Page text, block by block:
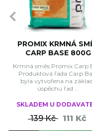
PROMIX KRMNÁ
CARP BASE 800G
Krmná směs Promix Carp
Produktová řada Carp
byla vytvořena na
úspěchu řad ...
SKLADEM U
139 Kč 111 Kč